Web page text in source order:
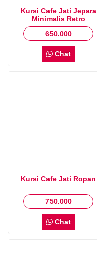
Kursi Cafe Jati Jepara
Minimalis Retro
650.000
Chat
Kursi Cafe Jati Ropan
750.000
Chat